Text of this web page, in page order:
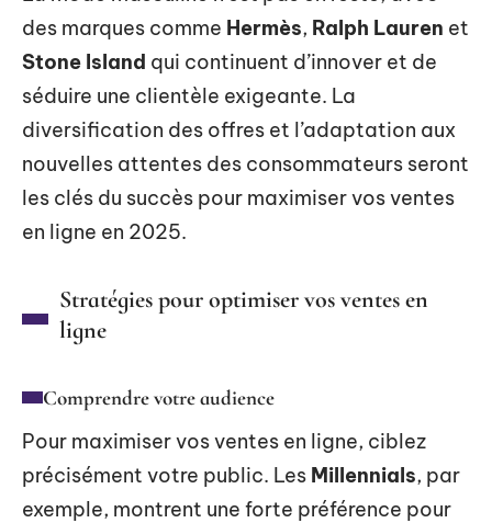
des marques comme Hermès, Ralph Lauren et
Stone Island qui continuent d’innover et de
séduire une clientèle exigeante. La
diversification des offres et l’adaptation aux
nouvelles attentes des consommateurs seront
les clés du succès pour maximiser vos ventes
en ligne en 2025.
Stratégies pour optimiser vos ventes en
ligne
Comprendre votre audience
Pour maximiser vos ventes en ligne, ciblez
précisément votre public. Les Millennials, par
exemple, montrent une forte préférence pour